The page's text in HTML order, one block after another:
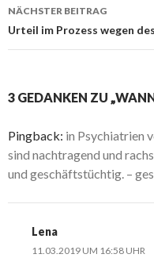
NÄCHSTER BEITRAG
Urteil im Prozess wegen
3 GEDANKEN ZU
Pingback: in Psychiatrien
sind nachtragend und
und geschäftstüchtig. –
Lena
11.03.2019 UM 16:58 UHR